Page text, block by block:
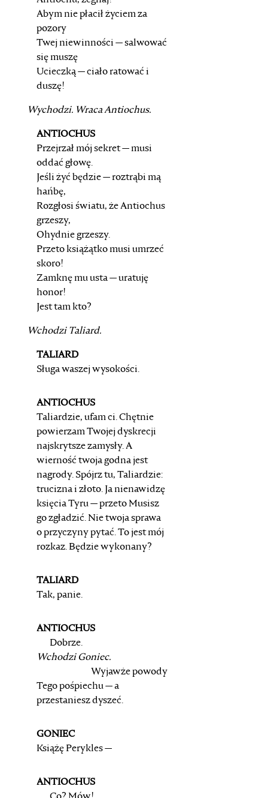
Abym nie płacił życiem za
pozory
Twej niewinności — salwować
się muszę
Ucieczką — ciało ratować i
duszę!
Wychodzi. WracaAntiochus.
ANTIOCHUS
Przejrzał mój sekret — musi
oddać głowę.
Jeśli żyć będzie — roztrąbi mą
hańbę,
Rozgłosi światu, że Antiochus
grzeszy,
Ohydnie grzeszy.
Przeto książątko musi umrzeć
skoro!
Zamknę mu usta — uratuję
honor!
Jest tam kto?
Wchodzi Taliard.
TALIARD
Sługa waszej wysokości.
ANTIOCHUS
Taliardzie, ufam ci. Chętnie
powierzamTwojej dyskrecji
najskrytsze zamysły.A
wierność twoja godna jest
nagrody. Spójrz tu, Taliardzie:
trucizna i złoto. Ja nienawidzę
księcia Tyru — przeto Musisz
go zgładzić. Nie twoja sprawa
o przyczyny pytać.To jest mój
rozkaz. Będzie wykonany?
TALIARD
Tak, panie.
ANTIOCHUS
Dobrze.
Wchodzi Goniec.
Wyjawże powody
Tego pośpiechu — a
przestaniesz dyszeć.
GONIEC
Książę Perykles —
ANTIOCHUS